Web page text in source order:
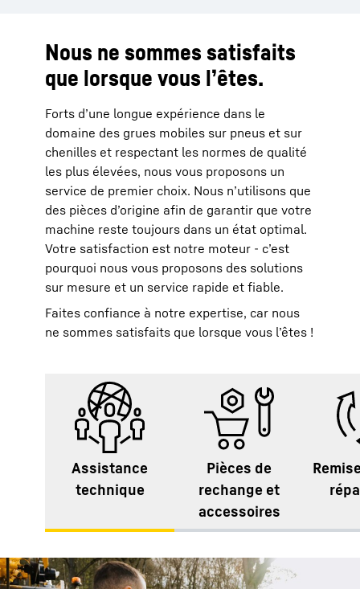
Nous ne sommes satisfaits
que lorsque vous l’êtes.
Forts d’une longue expérience dans le
domaine des grues mobiles sur pneus et sur
chenilles et respectant les normes de qualité
les plus élevées, nous vous proposons un
service de premier choix. Nous n’utilisons que
des pièces d’origine afin de garantir que votre
machine reste toujours dans un état optimal.
Votre satisfaction est notre moteur - c’est
pourquoi nous vous proposons des solutions
sur mesure et un service rapide et fiable.
Faites confiance à notre expertise, car nous
ne sommes satisfaits que lorsque vous l’êtes !
Assistance
technique
Pièces de
rechange et
accessoires